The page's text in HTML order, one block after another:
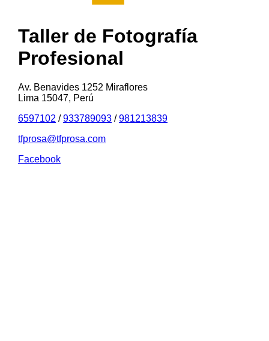
Taller de Fotografía
Profesional
Av. Benavides 1252 Miraflores
Lima 15047, Perú
6597102 /933789093 /981213839
tfprosa@tfprosa.com
Facebook